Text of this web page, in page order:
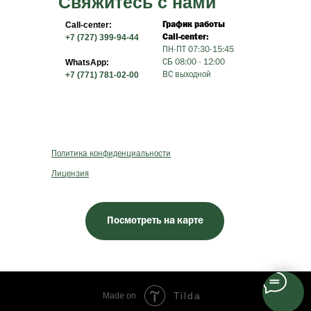
Лицензия
Политика конфиденциальности
Call-center:
+7 (727) 399-94-44
WhatsApp:
+7 (771) 781-02-00
График работы
Call-center:
ПН-ПТ 07:30-15:45
СБ 08:00 - 12:00
ВС выходной
Посмотреть на карте
Made on Tilda